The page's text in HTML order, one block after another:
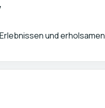
und erholsamen